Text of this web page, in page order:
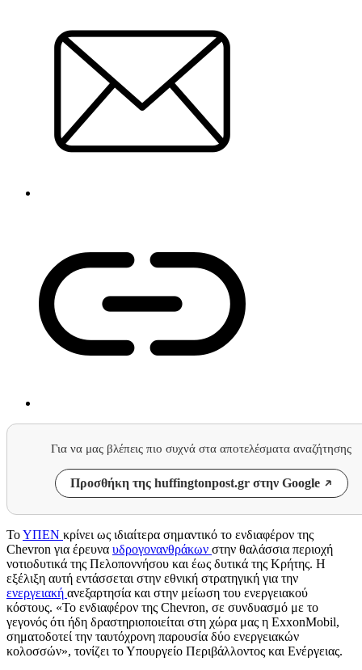
Για να μας βλέπεις πιο συχνά στα αποτελέσματα αναζήτησης
Προσθήκη της huffingtonpost.gr στην Google
ΤοΥΠΕΝ κρίνει ως ιδιαίτερα σημαντικό το ενδιαφέρον της
Chevron για έρευνα υδρογονανθράκων στην θαλάσσια περιοχή
νοτιοδυτικά της Πελοποννήσου και έως δυτικά της Κρήτης. Η
εξέλιξη αυτή εντάσσεται στην εθνική στρατηγική για την
ενεργειακή ανεξαρτησία και στην μείωση του ενεργειακού
κόστους. «Το ενδιαφέρον της Chevron, σε συνδυασμό με το
γεγονός ότι ήδη δραστηριοποιείται στη χώρα μας η ExxonMobil,
σηματοδοτεί την ταυτόχρονη παρουσία δύο ενεργειακών
κολοσσών», τονίζει το Υπουργείο Περιβάλλοντος και Ενέργειας.